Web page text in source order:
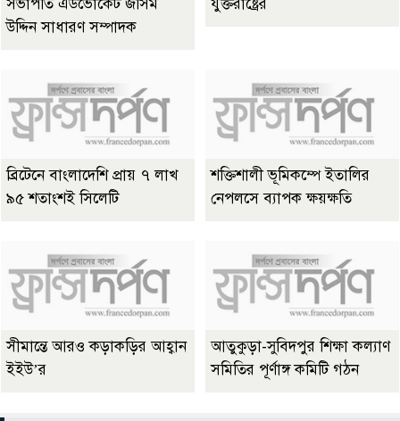
সভাপতি এডভোকেট জসিম
উদ্দিন সাধারণ সম্পাদক
যুক্তরাষ্ট্রের
ব্রিটেনে বাংলাদেশি প্রায় ৭ লাখ
৯৫ শতাংশই সিলেটি
শক্তিশালী ভূমিকম্পে ইতালির
নেপলসে ব্যাপক ক্ষয়ক্ষতি
সীমান্তে আরও কড়াকড়ির আহ্বান
ইইউ’র
আতুকুড়া-সুবিদপুর শিক্ষা কল্যাণ
সমিতির পূর্ণাঙ্গ কমিটি গঠন